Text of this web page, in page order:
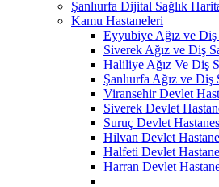
Şanlıurfa Dijital Sağlık
Kamu Hastaneleri
Eyyubiye Ağız ve Diş
Siverek Ağız ve Diş
Haliliye Ağız Ve Diş
Şanlıurfa Ağız ve Diş
Viransehir Devlet
Siverek Devlet
Suruç Devlet
Hilvan Devlet
Halfeti Devlet
Harran Devlet